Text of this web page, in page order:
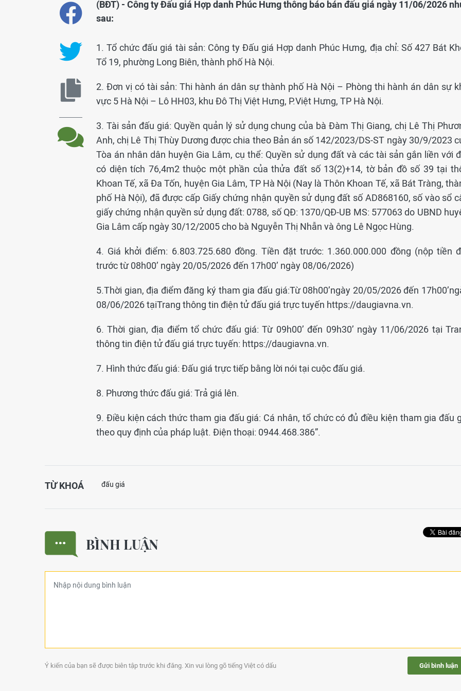
(BĐT) - Công ty Đấu giá Hợp danh Phúc Hưng thông báo bán đấu giá ngày 11/06/2026
sau:
1. Tổ chức đấu giá tài sản: Công ty Đấu giá Hợp danh Phúc Hưng, địa chỉ: Số 427 Bát
Tổ 19, phường Long Biên, thành phố Hà Nội.
2. Đơn vị có tài sản: Thi hành án dân sự thành phố Hà Nội – Phòng thi hành án dân sự
vực 5 Hà Nội – Lô HH03, khu Đô Thị Việt Hưng, P.Việt Hưng, TP Hà Nội.
3. Tài sản đấu giá: Quyền quản lý sử dụng chung của bà Đàm Thị Giang, chị Lê Thị
Anh, chị Lê Thị Thùy Dương được chia theo Bản án số 142/2023/DS-ST ngày 30/9/2023
Tòa án nhân dân huyện Gia Lâm, cụ thể: Quyền sử dụng đất và các tài sản gắn liền với
có diện tích 76,4m2 thuộc một phần của thửa đất số 13(2)+14, tờ bản đồ số 39 tại
Khoan Tế, xã Đa Tốn, huyện Gia Lâm, TP Hà Nội (Nay là Thôn Khoan Tế, xã Bát Tràng,
phố Hà Nội), đã được cấp Giấy chứng nhận quyền sử dụng đất số AD868160, số vào sổ
giấy chứng nhận quyền sử dụng đất: 0788, số QĐ: 1370/QĐ-UB MS: 577063 do UBND
Gia Lâm cấp ngày 30/12/2005 cho bà Nguyễn Thị Nhẫn và ông Lê Ngọc Hùng.
4. Giá khởi điểm: 6.803.725.680 đồng. Tiền đặt trước: 1.360.000.000 đồng (nộp tiền
trước từ 08h00’ ngày 20/05/2026 đến 17h00’ ngày 08/06/2026)
5.Thời gian, địa điểm đăng ký tham gia đấu giá:Từ 08h00’ngày 20/05/2026 đến
08/06/2026 tạiTrang thông tin điện tử đấu giá trực tuyến https://daugiavna.vn.
6. Thời gian, địa điểm tổ chức đấu giá: Từ 09h00’ đến 09h30’ ngày 11/06/2026 tại
thông tin điện tử đấu giá trực tuyến: https://daugiavna.vn.
7. Hình thức đấu giá: Đấu giá trực tiếp bằng lời nói tại cuộc đấu giá.
8. Phương thức đấu giá: Trả giá lên.
9. Điều kiện cách thức tham gia đấu giá: Cá nhân, tổ chức có đủ điều kiện tham gia đấu
theo quy định của pháp luật. Điện thoại: 0944.468.386”.
TỪ KHOÁ đấu giá
BÌNH LUẬN
Ý kiến của bạn sẽ được biên tập trước khi đăng. Xin vui lòng gõ tiếng Việt có dấu Gửi bình luận